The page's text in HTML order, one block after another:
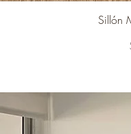
Sillón